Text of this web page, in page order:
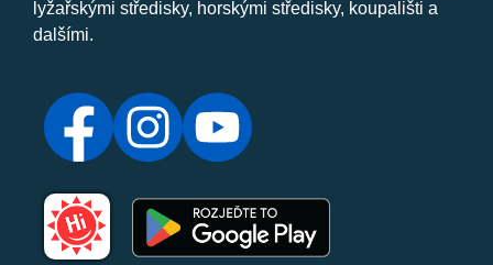
lyžařskými středisky, horskými středisky, koupališti a
dalšími.